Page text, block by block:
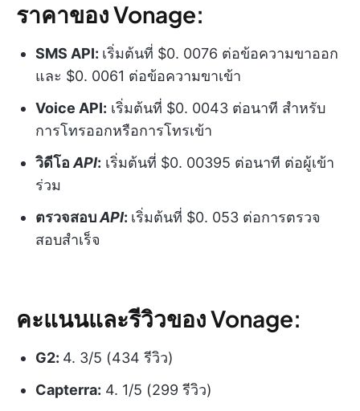
ราคาของ Vonage:
SMS API: เริ่มต้นที่ $0. 0076 ต่อข้อความขาออก
และ $0. 0061 ต่อข้อความขาเข้า
Voice API: เริ่มต้นที่ $0. 0043 ต่อนาที สำหรับ
การโทรออกหรือการโทรเข้า
วิดีโอ API: เริ่มต้นที่ $0. 00395 ต่อนาที ต่อผู้เข้า
ร่วม
ตรวจสอบAPI: เริ่มต้นที่ $0. 053 ต่อการตรวจ
สอบสำเร็จ
คะแนนและรีวิวของ Vonage:
G2: 4. 3/5 (434 รีวิว)
Capterra: 4. 1/5 (299 รีวิว)